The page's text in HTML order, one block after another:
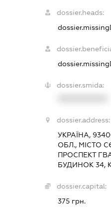
dossier.heads:
dossier.smida:
dossier.address:
УКРАЇНА,
ОБЛ., МІСТО
ПРОСПЕКТ
БУДИНОК 34,
dossier.capital:
375 грн.